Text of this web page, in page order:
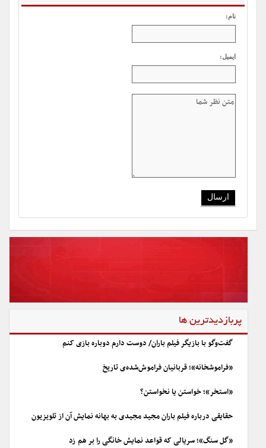
نام:
ایمیل:
پربازدیدترین ها
گفت‌وگو با بازیگر فیلم باران/ دوست دارم دوباره بازی کنم
«فراموشخانه»؛ قربانیان فراموش‌شده‌ی تاریخ
«استخر»؛ خواستن یا نخواستن؟
حقایقی درباره فیلم باران مجید مجیدی به بهانه نمایش آن از تلویزیون
«گل سنگ»؛ سریالی که قواعد نمایش خانگی را بر هم زد